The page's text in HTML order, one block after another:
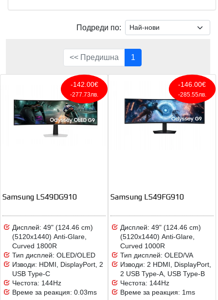
Подреди по:
<< Предишна 1
-142.00€
-277.73лв.
Samsung LS49DG910
Дисплей: 49" (124.46 cm)
(5120x1440) Anti-Glare,
Curved 1800R
Тип дисплей: OLED/OLED
Изводи: HDMI, DisplayPort, 2
USB Type-C
Честота: 144Hz
Време за реакция: 0.03ms
-146.00€
-285.55лв.
Samsung LS49FG910
Дисплей: 49" (124.46 cm)
(5120x1440) Anti-Glare,
Curved 1000R
Тип дисплей: OLED/VA
Изводи: 2 HDMI, DisplayPort,
2 USB Type-A, USB Type-B
Честота: 144Hz
Време за реакция: 1ms